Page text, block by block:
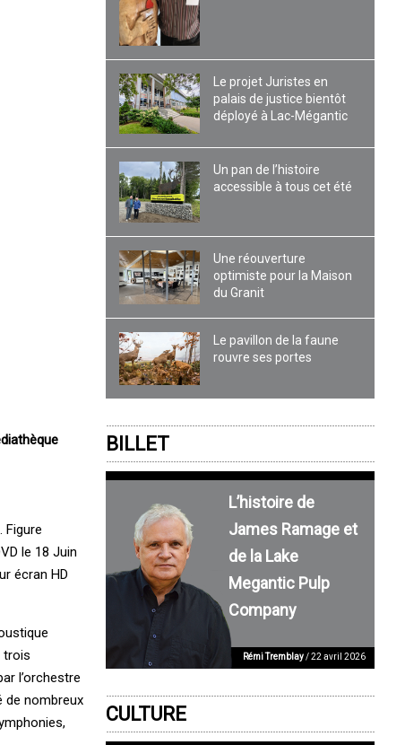
Figure
le 18 Juin
écran HD
trois
l’orchestre
de nombreux
Le projet Juristes en
palais de justice bientôt
déployé à Lac-Mégantic
Un pan de l’histoire
accessible à tous cet été
Une réouverture
optimiste pour la Maison
du Granit
Le pavillon de la faune
rouvre ses portes
BILLET
L’histoire de
James Ramage et
de la Lake
Megantic Pulp
Company
Rémi Tremblay/ 22 avril 2026
CULTURE